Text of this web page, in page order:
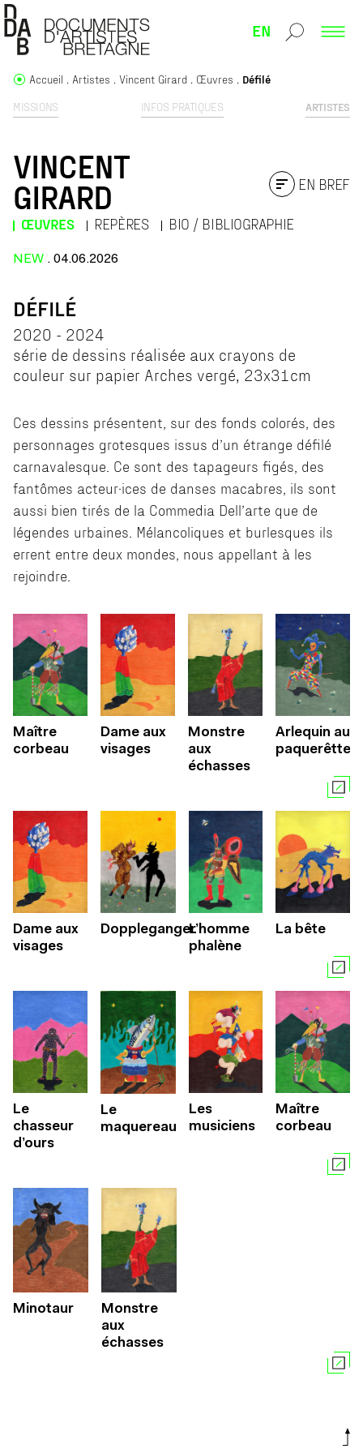
EN
MISSIONS INFOS PRATIQUES ARTISTES
Accueil Artistes Vincent Girard Œuvres Défilé
VINCENT
GIRARD
ŒUVRES REPÈRES BIO / BIBLIOGRAPHIE
EN BREF
NEW . 04.06.2026
DÉFILÉ
2020 - 2024
série de dessins réalisée aux crayons de
couleur sur papier Arches vergé, 23x31cm
Ces dessins présentent, sur des fonds colorés, des
personnages grotesques issus d’un étrange défilé
carnavalesque. Ce sont des tapageurs figés, des
fantômes acteur·ices de danses macabres, ils sont
aussi bien tirés de la Commedia Dell’arte que de
légendes urbaines. Mélancoliques et burlesques ils
errent entre deux mondes, nous appellant à les
rejoindre.
Maître
corbeau
Dame aux
visages
Monstre
aux
échasses
Arlequin aux
paquerêttes
Dame aux
visages
DopplegangerL’homme
phalène
La bête
Le
chasseur
d’ours
Le
maquereau
Les
musiciens
Maître
corbeau
Minotaur
Monstre
aux
échasses